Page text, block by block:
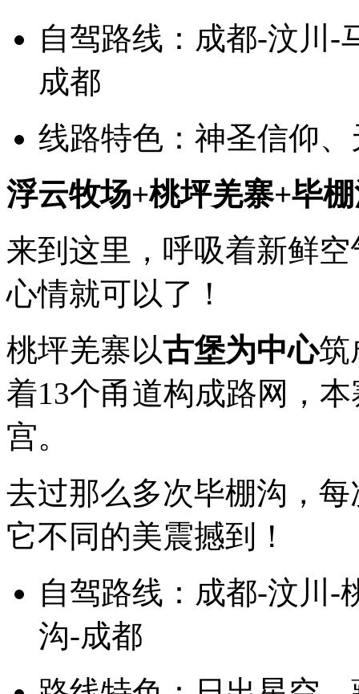
自驾路线：成都-汶川-
成都
线路特色：神圣信仰
浮云牧场+桃坪羌寨+毕
来到这里，呼吸着新鲜
心情就可以了！
桃坪羌寨以古堡为中心筑
着13个甬道构成路网，
宫。
去过那么多次毕棚沟，
它不同的美震撼到！
自驾路线：成都-汶川-
沟-成都